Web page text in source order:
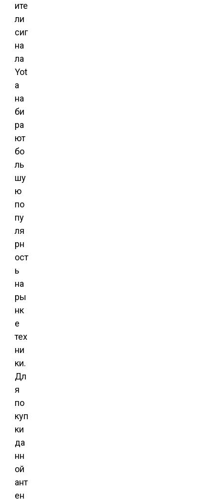
ите
ли
сиг
на
ла
Yot
a
на
би
ра
ют
бо
ль
шу
ю
по
пу
ля
рн
ост
ь
на
ры
нк
е
тех
ни
ки.
Дл
я
по
куп
ки
да
нн
ой
ант
ен